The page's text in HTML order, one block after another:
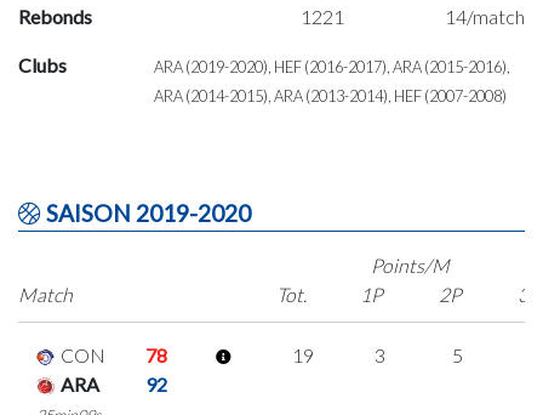
Rebonds
1221 14/match
Clubs
ARA (2019-2020), HEF (2016-2017), ARA (2015-2016),
ARA (2014-2015), ARA (2013-2014), HEF (2007-2008)
SAISON 2019-2020
Match
Points/M
Tot.
1P 2P 3P
CON
78
ARA
92
19 3 5